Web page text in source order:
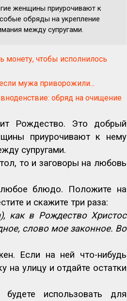
женщины приурочивают к
обряды на укрепление
между супругами.
монету, чтобы исполнилось
мужа приворожили...
обряд на очищение
Рождество. Это добрый
приурочивают к нему
супругами.
то и заговоры на любовь
любое блюдо. Положите на
и скажите три раза:
как в Рождество Христос
слово мое законное. Во
Если на ней что-нибудь
на улицу и отдайте остатки
использовать для